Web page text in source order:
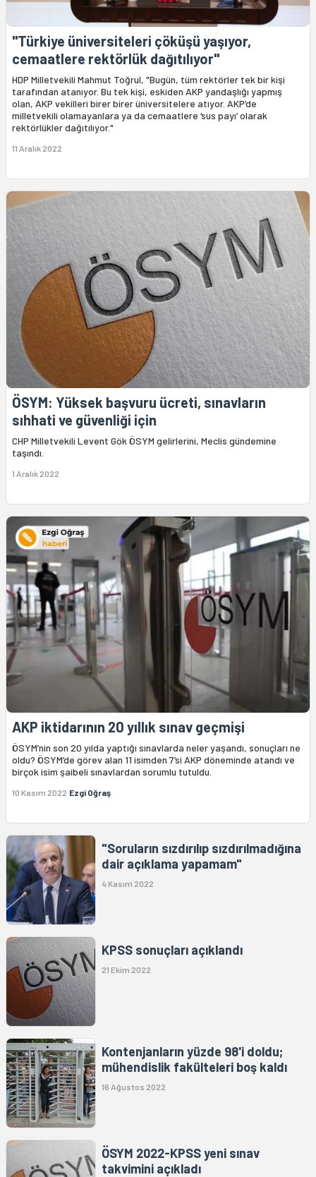
"Türkiye üniversiteleri çöküşü yaşıyor,
cemaatlere rektörlük dağıtılıyor"
HDP Milletvekili Mahmut Toğrul, "Bugün, tüm rektörler tek bir kişi
tarafından atanıyor. Bu tek kişi, eskiden AKP yandaşlığı yapmış
olan, AKP vekilleri birer birer üniversitelere atıyor. AKP’de
milletvekili olamayanlara ya da cemaatlere ‘sus payı’ olarak
rektörlükler dağıtılıyor."
11 Aralık 2022
ÖSYM: Yüksek başvuru ücreti, sınavların
sıhhati ve güvenliği için
CHP Milletvekili Levent Gök ÖSYM gelirlerini, Meclis gündemine
taşındı.
1 Aralık 2022
AKP iktidarının 20 yıllık sınav geçmişi
ÖSYM’nin son 20 yılda yaptığı sınavlarda neler yaşandı, sonuçları ne
oldu? ÖSYM’de görev alan 11 isimden 7’si AKP döneminde atandı ve
birçok isim şaibeli sınavlardan sorumlu tutuldu.
10 Kasım 2022 Ezgi Oğraş
"Soruların sızdırılıp sızdırılmadığına
dair açıklama yapamam"
4 Kasım 2022
KPSS sonuçları açıklandı
21 Ekim 2022
Kontenjanların yüzde 98'i doldu;
mühendislik fakülteleri boş kaldı
16 Ağustos 2022
ÖSYM 2022-KPSS yeni sınav
takvimini açıkladı